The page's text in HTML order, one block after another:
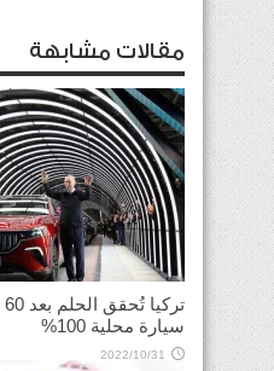
مقالات مشابهة
سيارة محلية 100%
2022/10/31